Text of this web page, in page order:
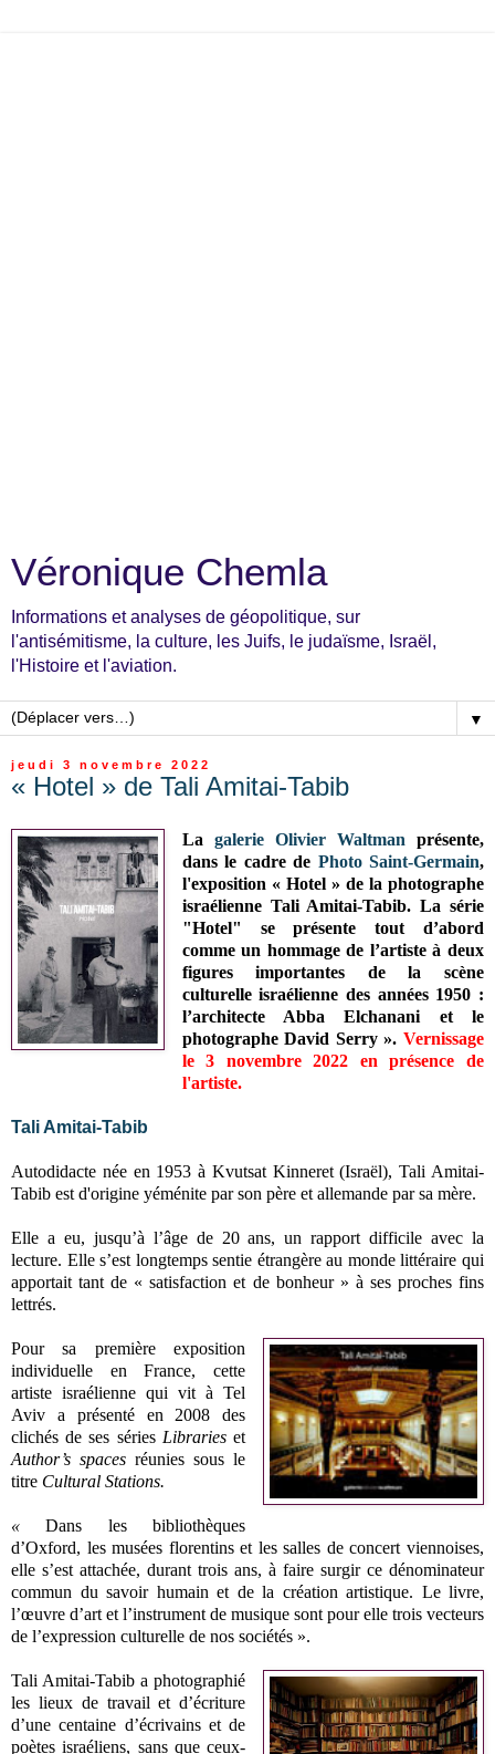
Véronique Chemla
Informations et analyses de géopolitique, sur
l'antisémitisme, la culture, les Juifs, le judaïsme, Israël,
l'Histoire et l'aviation.
▼
jeudi 3 novembre 2022
« Hotel » de Tali Amitai-Tabib
La galerie Olivier Waltman
présente,
dans le cadre de Photo Saint-Germain,
l'exposition « Hotel » de la photographe
israélienne Tali Amitai-Tabib.La série
"Hotel" se présente tout d’abord
comme un hommage de l’artiste à deux
figures importantes de la scène
culturelle israélienne des années 1950 :
l’architecte Abba Elchanani et le
photographe David Serry».Vernissage
le 3 novembre 2022 en présence de
l'artiste.
Tali Amitai-Tabib
Autodidacte née en 1953 à Kvutsat Kinneret (Israël), Tali Amitai-
Tabib est d'origine yéménite par son père et allemande par sa mère.
Elle a eu, jusqu’à l’âge de 20 ans, un rapport difficile avec la
lecture. Elle s’est longtemps sentie étrangère au monde littéraire qui
apportait tant de « satisfaction et de bonheur » à ses proches fins
lettrés.
Pour sa première exposition
individuelle en France, cette
artiste israélienne qui vit à Tel
Aviv a présenté en 2008 des
clichés de ses séries Librarieset
Author’s spaces réunies sous le
titre Cultural Stations.
«Dans les bibliothèques
d’Oxford, les musées florentins et les salles de concert viennoises,
elle s’est attachée, durant trois ans, à faire surgir ce dénominateur
commun du savoir humain et de la création artistique. Le livre,
l’œuvre d’art et l’instrument de musique sont pour elle trois vecteurs
de l’expression culturelle de nos sociétés ».
Tali Amitai-Tabib a photographié
les lieux de travail et d’écriture
d’une centaine d’écrivains et de
poètes israéliens, sans que ceux-